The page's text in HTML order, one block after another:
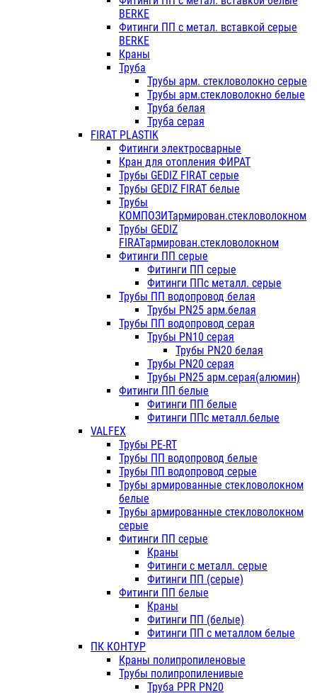
BERKE
Фитинги ПП с метал. вставкой серые
BERKE
Краны
Труба
Трубы арм. стекловолокно серые
Трубы арм.стекловолокно белые
Труба белая
Труба серая
FIRAT PLASTIK
Фитинги электросварные
Кран для отопления ФИРАТ
Трубы GEDIZ FIRAT серые
Трубы GEDIZ FIRAT белые
Трубы
КОМПОЗИТармирован.стекловолокном
Трубы GEDIZ
FIRATармирован.стекловолокном
Фитинги ПП серые
Фитинги ПП серые
Фитинги ППс металл. серые
Трубы ПП водопровод белая
Трубы PN25 арм.белая
Трубы ПП водопровод серая
Трубы PN10 серая
Трубы PN20 белая
Трубы PN20 серая
Трубы PN25 арм.серая(алюмин)
Фитинги ПП белые
Фитинги ПП белые
Фитинги ППс металл.белые
VALFEX
Трубы PE-RT
Трубы ПП водопровод белые
Трубы ПП водопровод серые
Трубы армированные стекловолокном
белые
Трубы армированные стекловолокном
серые
Фитинги ПП серые
Краны
Фитинги с металл. серые
Фитинги ПП (серые)
Фитинги ПП белые
Краны
Фитинги ПП (белые)
Фитинги ПП с металлом белые
ПК КОНТУР
Краны полипропиленовые
Трубы полипропиленивые
Труба PPR PN20